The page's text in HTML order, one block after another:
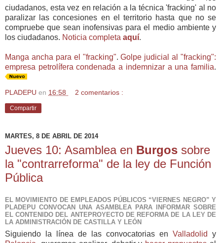
ciudadanos, esta vez en relación a la técnica 'fracking' al no
paralizar las concesiones en el territorio hasta que no se
compruebe que sean inofensivas para el medio ambiente y
los ciudadanos. Noticia completa aquí.
Manga ancha para el "fracking".Golpe judicial al "fracking":
empresa petrolífera condenada a indemnizar a una familia.
PLADEPU en 16:58 2 comentarios :
Compartir
MARTES, 8 DE ABRIL DE 2014
Jueves 10: Asamblea en Burgos sobre
la "contrarreforma" de la ley de Función
Pública
EL MOVIMIENTO DE EMPLEADOS PÚBLICOS “VIERNES NEGRO” Y
PLADEPU CONVOCAN UNA ASAMBLEA PARA INFORMAR SOBRE
EL CONTENIDO DEL ANTEPROYECTO DE REFORMA DE LA LEY DE
LA ADMINISTRACIÓN DE CASTILLA Y LEÓN
Siguiendo la línea de las convocatorias en Valladolid
y